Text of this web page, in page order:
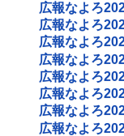
広報なよろ
広報なよろ
広報なよろ
広報なよろ
広報なよろ
広報なよろ
広報なよろ
広報なよろ